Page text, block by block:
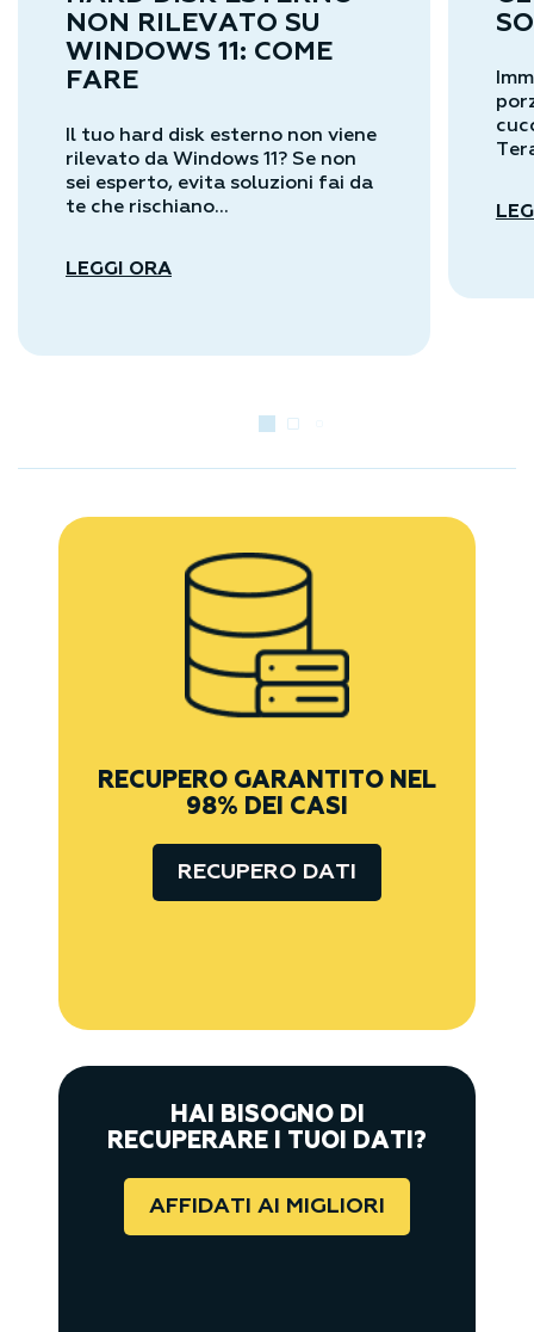
NON RILEVATO SU
WINDOWS 11: COME
FARE
Il tuo hard disk esterno non viene
rilevato da Windows 11? Se non
sei esperto, evita soluzioni fai da
te che rischiano...
LEGGI ORA
RECUPERO GARANTITO NEL
98% DEI CASI
RECUPERO DATI
HAI BISOGNO DI
RECUPERARE I TUOI DATI?
AFFIDATI AI MIGLIORI